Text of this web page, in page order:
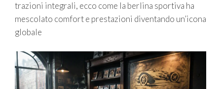
trazioni integrali, ecco come la berlina sportiva ha
mescolato comfort e prestazioni diventando un’icona
globale